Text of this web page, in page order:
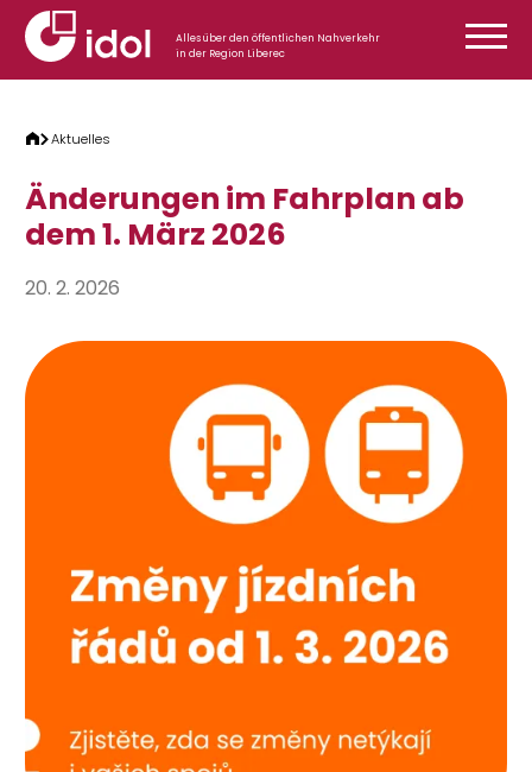
Zum Inhalt springen
Alles über den öffentlichen Nahverkehr
in der Region Liberec
Aktuelles
Änderungen im Fahrplan ab
dem 1. März 2026
20. 2. 2026